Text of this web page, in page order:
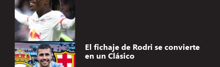
El fichaje de Rodri se convierte
en un Clásico